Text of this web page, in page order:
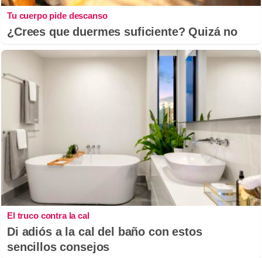
Tu cuerpo pide descanso
¿Crees que duermes suficiente? Quizá no
El truco contra la cal
Di adiós a la cal del baño con estos
sencillos consejos